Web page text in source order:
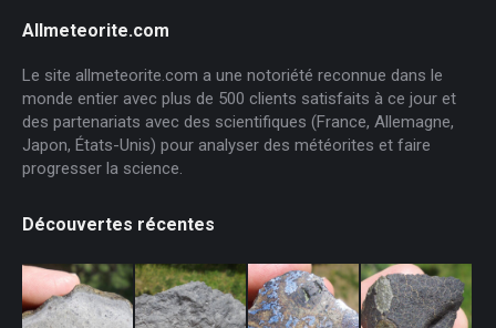
Allmeteorite.com
Le site allmeteorite.com a une notoriété reconnue dans le
monde entier avec plus de 500 clients satisfaits à ce jour et
des partenariats avec des scientifiques (France, Allemagne,
Japon, États-Unis) pour analyser des météorites et faire
progresser la science.
Découvertes récentes